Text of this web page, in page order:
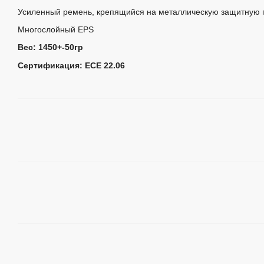
Усиленный ремень, крепящийся на металлическую защитную
Многослойный EPS
Вес: 1450+-50гр
Сертификация: ЕСЕ 22.06